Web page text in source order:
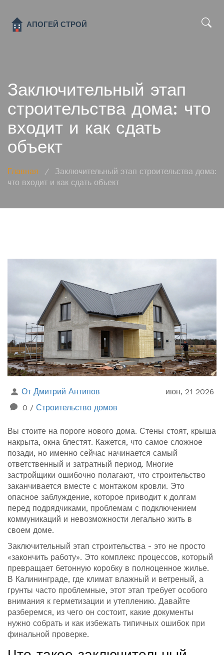
Заключительный этап
строительства дома: что
входит и как сдать
объект
Главная /
Заключительный этап строительства дома:
что входит и как сдать объект
От Дмитрий Антипов
июн, 21 2026
0 / Строительство домов
Вы стоите на пороге нового дома. Стены стоят, крыша
накрыта, окна блестят. Кажется, что самое сложное
позади, но именно сейчас начинается самый
ответственный и затратный период. Многие
застройщики ошибочно полагают, что строительство
заканчивается вместе с монтажом кровли. Это
опасное заблуждение, которое приводит к долгам
перед подрядчиками, проблемам с подключением
коммуникаций и невозможности легально жить в
своем доме.
Заключительный этап строительства - это не просто
«закончить работу». Это комплекс процессов, который
превращает бетонную коробку в полноценное жилье.
В Калининграде, где климат влажный и ветреный, а
грунты часто проблемные, этот этап требует особого
внимания к герметизации и утеплению. Давайте
разберемся, из чего он состоит, какие документы
нужно собрать и как избежать типичных ошибок при
финальной проверке.